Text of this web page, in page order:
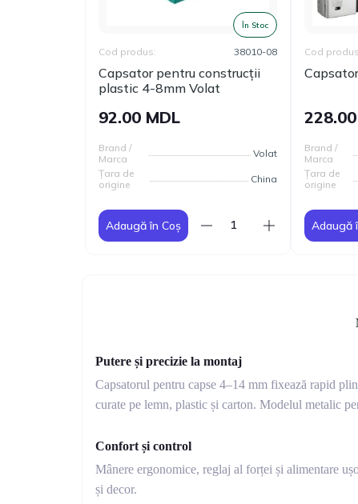
În Stoc
Capsator pentru construcții
plastic 4-8mm Volat
Cod produs: 38010-08
92.00 MDL
Brand /
Marca
Volat
Țara de
origine
China
Adaugă în Coș
Cod
Brand /
Marca
Țara de
origine
Adaugă
Putere și precizie la montaj
Capsatorul pentru capse 4–14 mm fixează rapid
curate pe lemn, plastic și carton. Modelul metalic
Confort și control
Mânere ergonomice, reglaj al forței și alimentare
și decor.